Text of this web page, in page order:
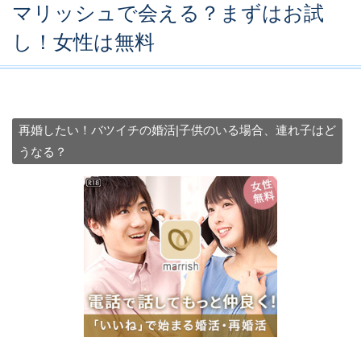
マリッシュで会える？まずはお試
し！女性は無料
再婚したい！バツイチの婚活|子供のいる場合、連れ子はど
うなる？